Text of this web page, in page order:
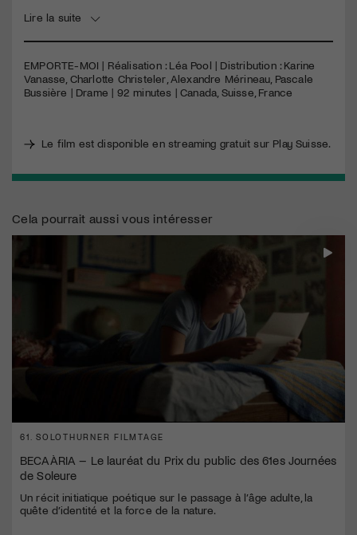
Lire la suite
EMPORTE-MOI | Réalisation : Léa Pool | Distribution : Karine
Vanasse, Charlotte Christeler, Alexandre Mérineau, Pascale
Bussière | Drame | 92 minutes | Canada, Suisse, France
Le film est disponible en streaming gratuit sur Play Suisse.
Cela pourrait aussi vous intéresser
61. SOLOTHURNER FILMTAGE
BECAÀRIA – Le lauréat du Prix du public des 61es Journées
de Soleure
Un récit initiatique poétique sur le passage à l’âge adulte, la
quête d’identité et la force de la nature.